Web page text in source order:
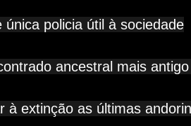
policia útil à sociedade
ancestral mais
extinção as últimas